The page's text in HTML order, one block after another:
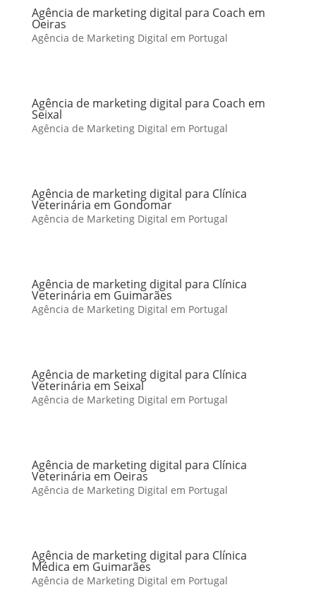
Agência de marketing digital para Coach em
Oeiras
Agência de Marketing Digital em Portugal
Agência de marketing digital para Coach em
Seixal
Agência de Marketing Digital em Portugal
Agência de marketing digital para Clínica
Veterinária em Gondomar
Agência de Marketing Digital em Portugal
Agência de marketing digital para Clínica
Veterinária em Guimarães
Agência de Marketing Digital em Portugal
Agência de marketing digital para Clínica
Veterinária em Seixal
Agência de Marketing Digital em Portugal
Agência de marketing digital para Clínica
Veterinária em Oeiras
Agência de Marketing Digital em Portugal
Agência de marketing digital para Clínica
Médica em Guimarães
Agência de Marketing Digital em Portugal